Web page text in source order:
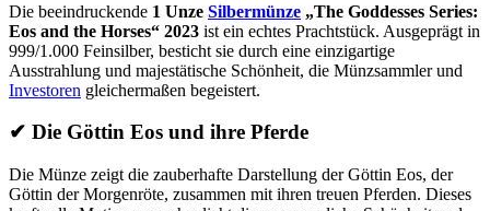
Die beeindruckende 1 Unze Silbermünze „The Goddesses Series:
Eos and the Horses“ 2023 ist ein echtes Prachtstück. Ausgeprägt in
999/1.000 Feinsilber, besticht sie durch eine einzigartige
Ausstrahlung und majestätische Schönheit, die Münzsammler und
Investoren gleichermaßen begeistert.
✔ Die Göttin Eos und ihre Pferde
Die Münze zeigt die zauberhafte Darstellung der Göttin Eos, der
Göttin der Morgenröte, zusammen mit ihren treuen Pferden. Dieses